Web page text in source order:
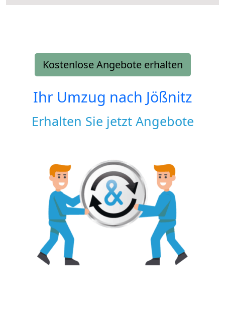
Kostenlose Angebote erhalten
Ihr Umzug nach Jößnitz
Erhalten Sie jetzt Angebote